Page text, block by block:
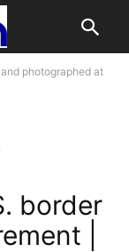
photographed at
border
|